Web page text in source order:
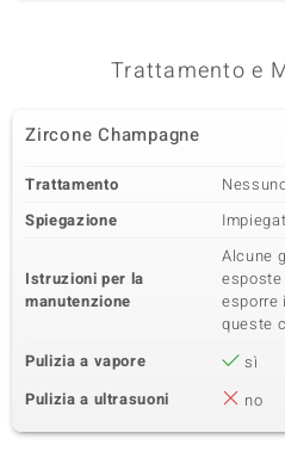
Trattamento e
Zircone Champagne
Trattamento
Spiegazione
Istruzioni per la
manutenzione
Alcune
esporre
queste
Pulizia a vapore
sì
Pulizia a ultrasuoni
no